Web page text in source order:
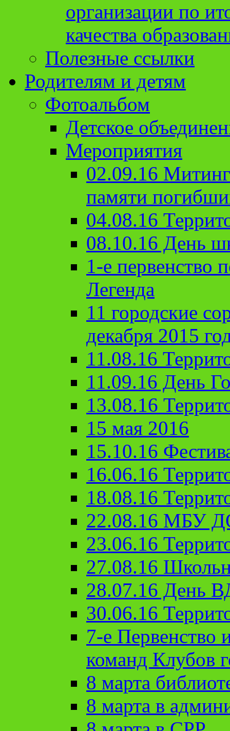
организации по
качества
Полезные ссылки
Родителям и детям
Фотоальбом
Детское
Мероприятия
02.09.16
памяти
04.08.16
08.10.16 День
1-е первенство
Легенда
11 городские
декабря 2015
11.08.16
11.09.16 День
13.08.16
15 мая 2016
15.10.16
16.06.16
18.08.16
22.08.16 МБУ
23.06.16
27.08.16
28.07.16 День
30.06.16
7-е Первенство
команд Клубов
8 марта
8 марта в